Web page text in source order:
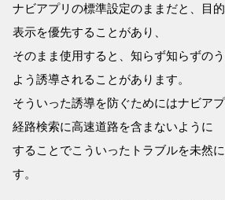
ナビアプリの標準設定のままだと、目
表示を優先することがあり、
そのまま使用すると、知らず知らずの
よう誘導されることがあります。
そういった誘導を防ぐためにはナビア
経路検索に高速道路を含まないように
することでこういったトラブルを未然
す。